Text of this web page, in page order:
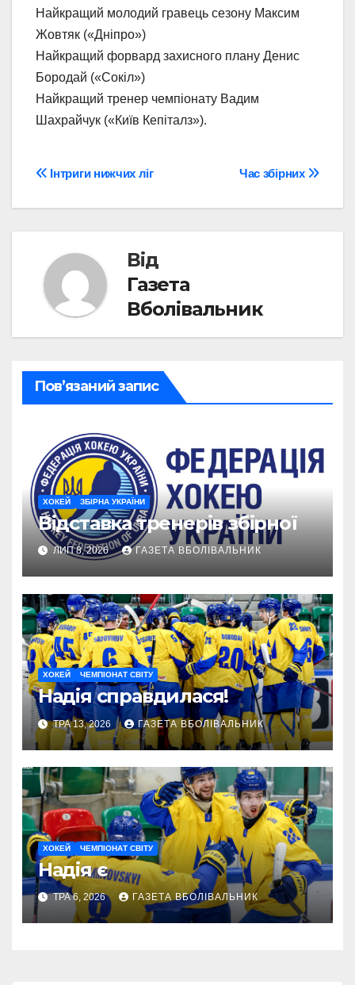
Найкращий молодий гравець сезону Максим
Жовтяк («Дніпро»)
Найкращий форвард захисного плану Денис
Бородай («Сокіл»)
Найкращий тренер чемпіонату Вадим
Шахрайчук («Київ Кепіталз»).
Навігація
записів
Час збірних
Інтриги нижчих ліг
Від
Газета
Вболівальник
Пов’язаний запис
ХОКЕЙ ЗБІРНА УКРАЇНИ
Відставка тренерів збірної
ЛИП 8, 2026 ГАЗЕТА ВБОЛІВАЛЬНИК
ХОКЕЙ ЧЕМПІОНАТ СВІТУ
Надія справдилася!
ТРА 13, 2026 ГАЗЕТА ВБОЛІВАЛЬНИК
ХОКЕЙ ЧЕМПІОНАТ СВІТУ
Надія є
ТРА 6, 2026 ГАЗЕТА ВБОЛІВАЛЬНИК